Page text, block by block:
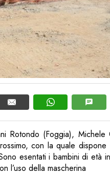
Rotondo (Foggia),
con la quale dispone
esentati i bambini di
l’uso della mascherina